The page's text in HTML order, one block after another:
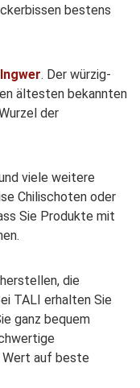
bestens
. Der würzig-
ältesten bekannten
der
viele weitere
Chilischoten oder
Sie Produkte mit
die
TALI erhalten Sie
ganz bequem
Wert auf beste